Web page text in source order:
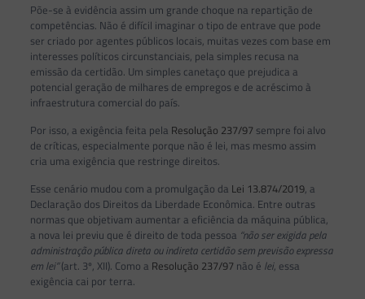
Põe-se à evidência assim um grande choque na repartição de
competências. Não é difícil imaginar o tipo de entrave que pode
ser criado por agentes públicos locais, muitas vezes com base em
interesses políticos circunstanciais, pela simples recusa na
emissão da certidão. Um simples canetaço que prejudica a
potencial geração de milhares de empregos e de acréscimo à
infraestrutura comercial do país.
Por isso, a exigência feita pela Resolução 237/97 sempre foi alvo
de críticas, especialmente porque não é lei, mas mesmo assim
cria uma exigência que restringe direitos.
Esse cenário mudou com a promulgação da Lei 13.874/2019, a
Declaração dos Direitos da Liberdade Econômica. Entre outras
normas que objetivam aumentar a eficiência da máquina pública,
a nova lei previu que é direito de toda pessoa “não ser exigida pela
administração pública direta ou indireta certidão sem previsão expressa
em lei”(art. 3º, XII). Como a Resolução 237/97 não é lei, essa
exigência cai por terra.